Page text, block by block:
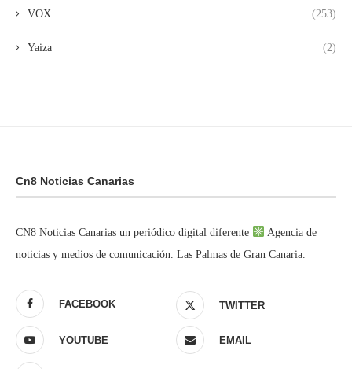
VOX (253)
Yaiza (2)
Cn8 Noticias Canarias
CN8 Noticias Canarias un periódico digital diferente
Agencia de
noticias y medios de comunicación. Las Palmas de Gran Canaria.
FACEBOOK TWITTER
YOUTUBE EMAIL